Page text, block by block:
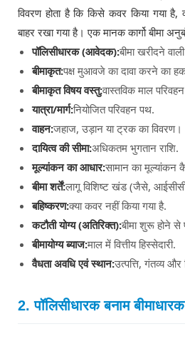
विवरण होता है कि किसे कवर किया गया
बाहर रखा गया है। एक मानक कार्गो बीमा
पॉलिसीधारक (आवेदक):बीमा खरीदने वाली
बीमाकृत:पक्ष मुआवजे का दावा करने का
बीमाकृत विषय वस्तु:वास्तविक माल
यात्रा/मार्ग:नियोजित परिवहन पथ.
वाहन:जहाज, उड़ान या ट्रक का विवरण।
दायित्व की सीमा:अधिकतम भुगतान राशि.
मूल्यांकन का आधार:सामान का मूल्यांकन
बीमा शर्तें:लागू विशिष्ट खंड (जैसे,
बहिष्करण:क्या कवर नहीं किया गया है.
कटौती योग्य (अतिरिक्त):बीमा शुरू होने से
बीमायोग्य ब्याज:माल में वित्तीय हिस्सेदारी.
वैधता अवधि एवं स्थान:उत्पत्ति, गंतव्य और
2. पॉलिसीधारक बनाम